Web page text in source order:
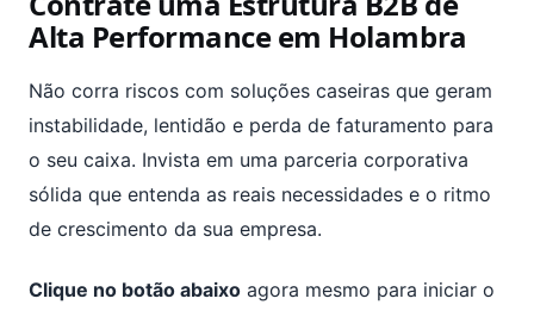
Alta Performance em Holambra
Não corra riscos com soluções caseiras que geram
instabilidade, lentidão e perda de faturamento para
o seu caixa. Invista em uma parceria corporativa
sólida que entenda as reais necessidades e o ritmo
de crescimento da sua empresa.
Clique no botão abaixo agora mesmo para iniciar o